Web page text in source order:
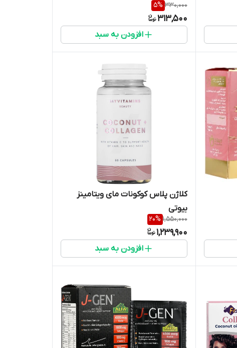
330,000
5%
313,500
افزودن به سبد
کلاژن پلاس کوکونات مای ویتامینز
بیوتی
1,550,000
20%
1,239,900
افزودن به سبد